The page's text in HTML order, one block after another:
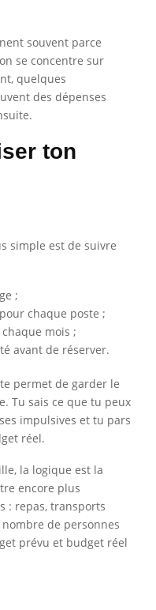
souvent parce
se concentre sur
quelques
des dépenses
ton
simple est de suivre
;
chaque poste ;
mois ;
avant de réserver.
permet de garder le
Tu sais ce que tu peux
impulsives et tu pars
réel.
la logique est la
encore plus
: repas, transports
de personnes
prévu et budget réel